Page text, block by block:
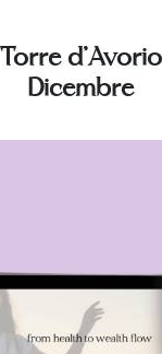
Torre d'Avorio
Dicembre